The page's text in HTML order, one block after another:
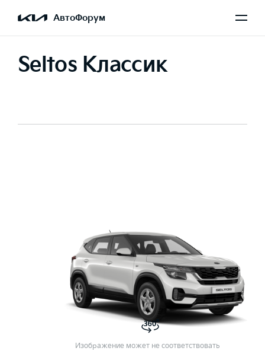
АвтоФорум
Seltos Классик
Изображение может не соответствовать